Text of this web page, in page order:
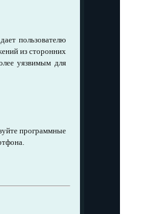
пользователю
из сторонних
уязвимым для
программные